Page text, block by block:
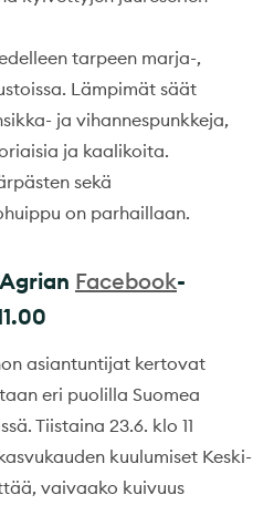
tarpeen marja-,
Lämpimät säät
ja vihannespunkkeja,
ja kaalikoita.
sekä
on parhaillaan.
Facebook-
asiantuntijat kertovat
eri puolilla Suomea
Tiistaina 23.6. klo 11
kuulumiset Keski-
vaivaako kuivuus